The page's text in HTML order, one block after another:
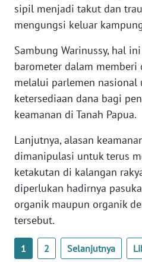
sipil menjadi takut dan
mengungsi keluar
Sambung Warinussy, hal
barometer dalam memberi
melalui parlemen nasional
ketersediaan dana bagi
keamanan di Tanah Papua.
Lanjutnya, alasan
dimanipulasi untuk terus
ketakutan di kalangan
diperlukan hadirnya
organik maupun organik
tersebut.
1 2 Selanjutnya
WN
SULTRA
WN
NTB
WN
SULTENG
WN
SULBAR
WN
BABEL
SUMBAR